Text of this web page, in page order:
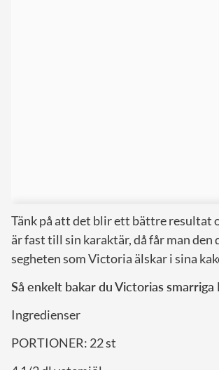
Tänk på att det blir ett bättre resultat
är fast till sin karaktär, då får man den
segheten som Victoria älskar i sina
Så enkelt bakar du Victorias
Ingredienser
PORTIONER: 22 st